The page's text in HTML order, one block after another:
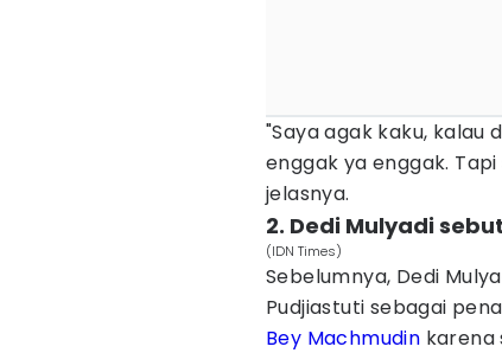
"Saya agak kaku, kalau
enggak ya enggak.
jelasnya.
2. Dedi Mulyadi
(IDN Times)
Sebelumnya, Dedi
Pudjiastuti sebagai
Bey Machmudin karena